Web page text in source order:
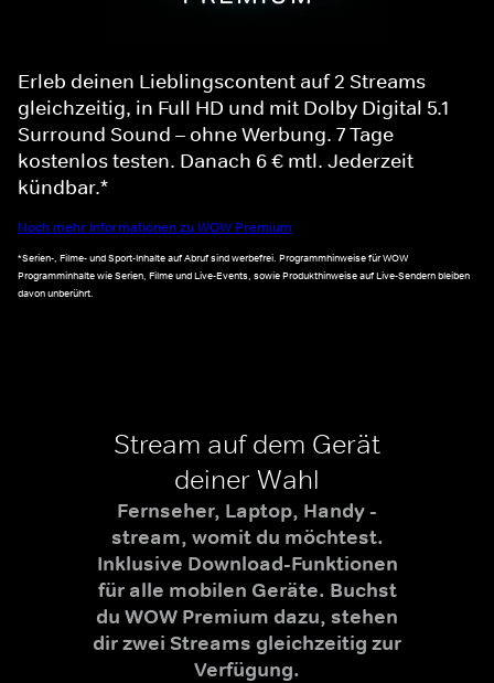
Erleb deinen Lieblingscontent auf 2 Streams
gleichzeitig, in Full HD und mit Dolby Digital 5.1
Surround Sound – ohne Werbung. 7 Tage
kostenlos testen. Danach 6 € mtl. Jederzeit
kündbar.*
Noch mehr Informationen zu WOW Premium
*Serien-, Filme- und Sport-Inhalte auf Abruf sind werbefrei. Programmhinweise für WOW
Programminhalte wie Serien, Filme und Live-Events, sowie Produkthinweise auf Live-Sendern bleiben
davon unberührt.
Stream auf dem Gerät
deiner Wahl
Fernseher, Laptop, Handy -
stream, womit du möchtest.
Inklusive Download-Funktionen
für alle mobilen Geräte. Buchst
du WOW Premium dazu, stehen
dir zwei Streams gleichzeitig zur
Verfügung.